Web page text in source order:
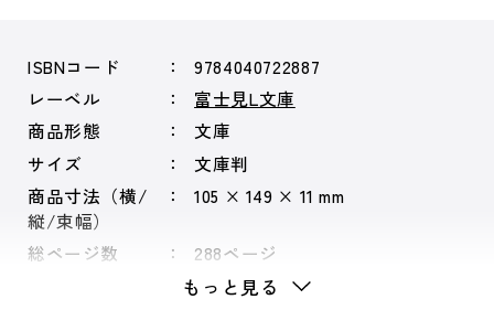
ISBNコード
9784040722887
レーベル
富士見L文庫
商品形態
文庫
サイズ
文庫判
商品寸法（横/
縦/束幅）
105 × 149 × 11 mm
総ページ数 288ページ
もっと見る